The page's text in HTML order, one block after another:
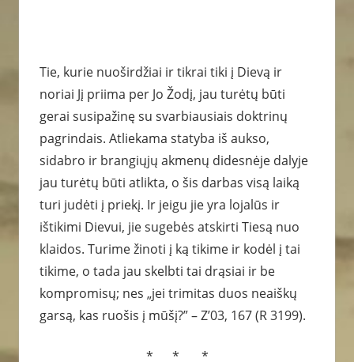
Tie, kurie nuoširdžiai ir tikrai tiki į Dievą ir
noriai Jį priima per Jo Žodį, jau turėtų būti
gerai susipažinę su svarbiausiais doktrinų
pagrindais. Atliekama statyba iš aukso,
sidabro ir brangiųjų akmenų didesnėje dalyje
jau turėtų būti atlikta, o šis darbas visą laiką
turi judėti į priekį. Ir jeigu jie yra lojalūs ir
ištikimi Dievui, jie sugebės atskirti Tiesą nuo
klaidos. Turime žinoti į ką tikime ir kodėl į tai
tikime, o tada jau skelbti tai drąsiai ir be
kompromisų; nes „jei trimitas duos neaiškų
garsą, kas ruošis į mūšį?” – Z’03, 167 (R 3199).
* * *